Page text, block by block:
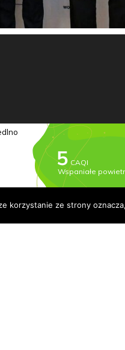
korzystanie ze strony